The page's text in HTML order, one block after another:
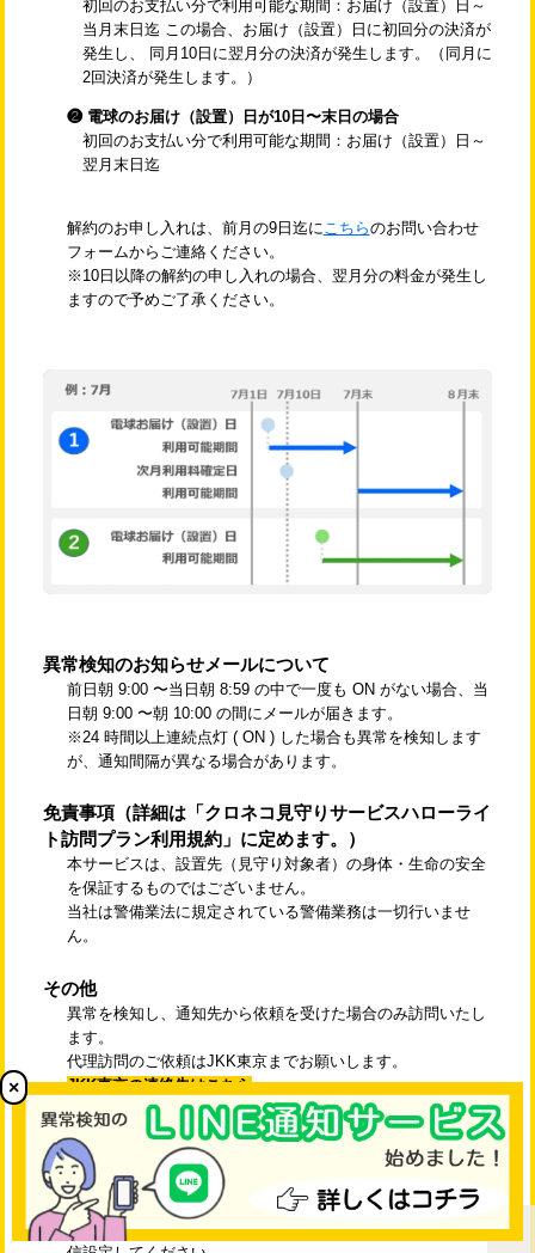
初回のお支払い分で利用可能な期間：お届け（設置）日～
当月末日迄 この場合、お届け（設置）日に初回分の決済が
発生し、 同月10日に翌月分の決済が発生します。（同月に
2回決済が発生します。）
❷ 電球のお届け（設置）日が10日〜末日の場合
初回のお支払い分で利用可能な期間：お届け（設置）日～
翌月末日迄
解約のお申し入れは、前月の9日迄にこちらのお問い合わせ
フォームからご連絡ください。
※10日以降の解約の申し入れの場合、翌月分の料金が発生し
ますので予めご了承ください。
異常検知のお知らせメールについて
前日朝 9:00 〜当日朝 8:59 の中で一度も ON がない場合、当
日朝 9:00 〜朝 10:00 の間にメールが届きます。
※24 時間以上連続点灯 ( ON ) した場合も異常を検知します
が、通知間隔が異なる場合があります。
免責事項（詳細は「クロネコ見守りサービスハローライ
ト訪問プラン利用規約」に定めます。）
本サービスは、設置先（見守り対象者）の身体・生命の安全
を保証するものではございません。
当社は警備業法に規定されている警備業務は一切行いませ
ん。
その他
異常を検知し、通知先から依頼を受けた場合のみ訪問いたし
ます。
代理訪問のご依頼はJKK東京までお願いします。
JKK東京の連絡先はこちら
（リンク先「修繕の申込」の欄をご確認ください）」
訪問依頼受付時間は9:00〜18:00です。
異常通知の為、設置先以外のメールアドレスの登録が必要で
す。通知先として最大4名までご登録頂けます。
ご契約者（支払い者）、通知先において、下記のドメインの
メールを受信できるよう、迷惑メールから解除、もしくは受
×